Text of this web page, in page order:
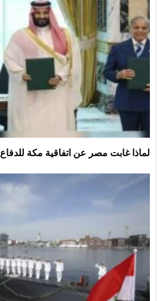
لماذا غابت مصر عن اتفاقية مكة